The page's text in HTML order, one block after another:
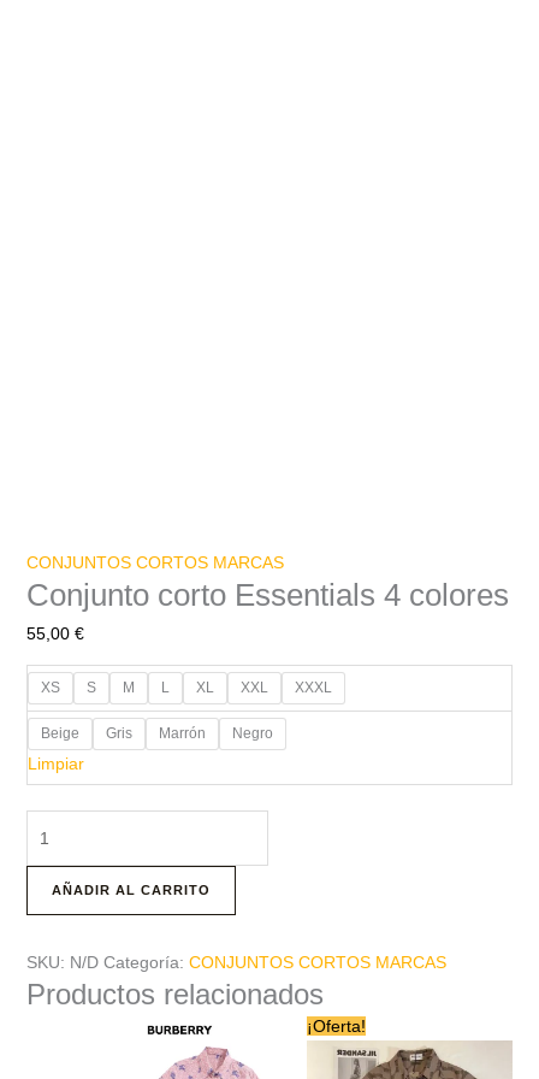
CONJUNTOS CORTOS MARCAS
Conjunto corto Essentials 4 colores
55,00 €
XS S M L XL XXL XXXL
Beige Gris Marrón Negro
Limpiar
AÑADIR AL CARRITO
SKU: N/D Categoría: CONJUNTOS CORTOS MARCAS
Productos relacionados
Este
producto
¡Oferta!El
precio
original
precio
actual
producto